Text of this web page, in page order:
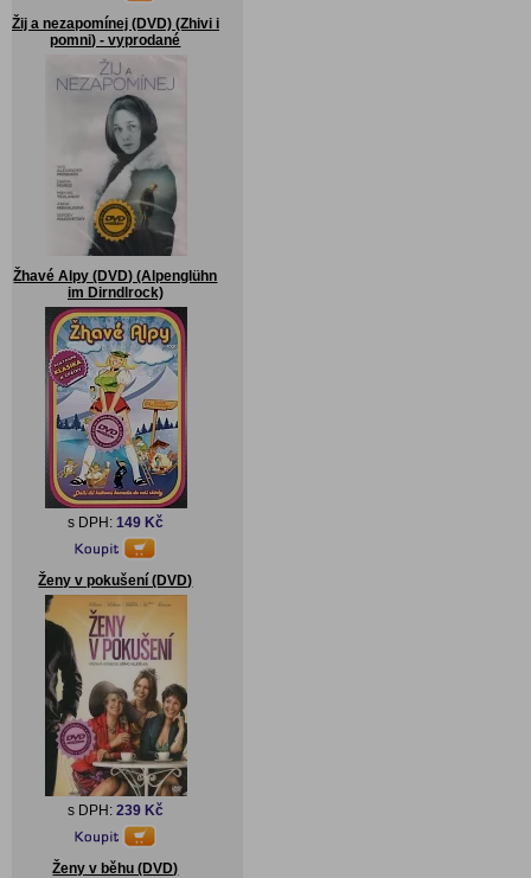
Žij a nezapomínej (DVD) (Zhivi i
pomni) - vyprodané
Žhavé Alpy (DVD) (Alpenglühn
im Dirndlrock)
s DPH: 149 Kč
Ženy v pokušení (DVD)
s DPH: 239 Kč
Ženy v běhu (DVD)